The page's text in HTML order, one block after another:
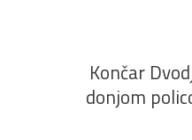
Končar
donjom